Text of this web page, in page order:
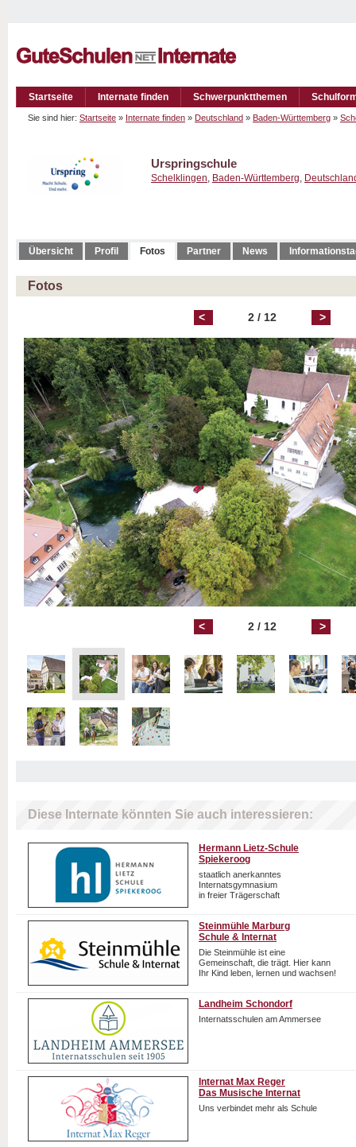
Startseite Internate finden Schwerpunktthemen
Sie sind hier: Startseite » Internate finden » Deutschland » Baden-Württemberg »
Urspringschule
Schelklingen, Baden-Württemberg,
Übersicht Profil Fotos Partner News
Fotos
< 2 / 12 >
< 2 / 12 >
Diese Internate könnten Sie auch interessieren:
Hermann Lietz-Schule
Spiekeroog
staatlich anerkanntes
Internatsgymnasium
in freier Trägerschaft
Steinmühle Marburg
Schule & Internat
Die Steinmühle ist eine
Gemeinschaft, die trägt. Hier kann
Ihr Kind leben, lernen und wachsen!
Landheim Schondorf
Internatsschulen am Ammersee
Internat Max Reger
Das Musische Internat
Uns verbindet mehr als Schule